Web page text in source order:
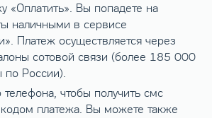
«Оплатить». Вы попадете на
наличными в сервисе
Платеж осуществляется через
сотовой связи (более 185 000
по России).
чтобы получить смс
платежа. Вы можете также